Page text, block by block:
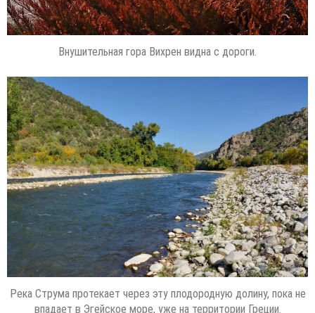
Внушительная гора Вихрен видна с дороги.
Река Струма протекает через эту плодородную долину, пока не
впадает в Эгейское море, уже на территории Греции.